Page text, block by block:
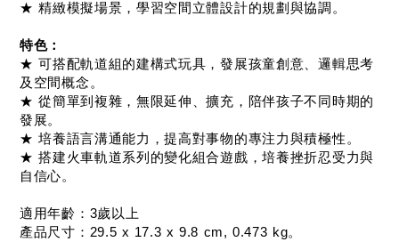
★ 精緻模擬場景，學習空間立體設計的規劃與協調。
特色：
★ 可搭配軌道組的建構式玩具，發展孩童創意、邏輯思考
及空間概念。
★ 從簡單到複雜，無限延伸、擴充，陪伴孩子不同時期的
發展。
★ 培養語言溝通能力，提高對事物的專注力與積極性。
★ 搭建火車軌道系列的變化組合遊戲，培養挫折忍受力與
自信心。
適用年齡：3歲以上
產品尺寸：29.5 x 17.3 x 9.8 cm, 0.473 kg。